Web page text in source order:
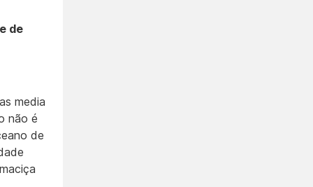
de
media
não é
de